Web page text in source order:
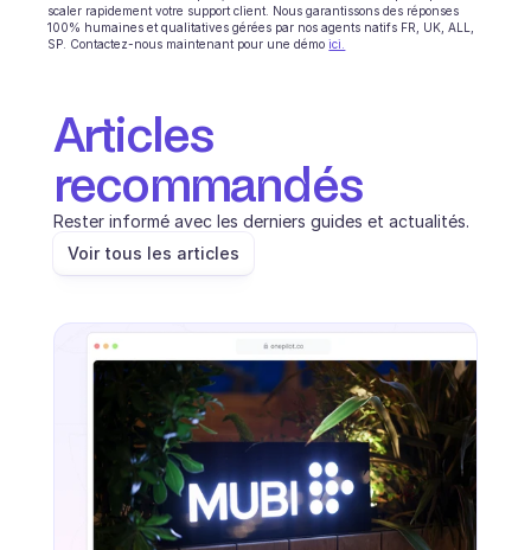
scaler rapidement votre support client. Nous garantissons des réponses
100% humaines et qualitatives gérées par nos agents natifs FR, UK, ALL,
SP. Contactez-nous maintenant pour une démo ici.
Articles
recommandés
Rester informé avec les derniers guides et actualités.
Voir tous les articles